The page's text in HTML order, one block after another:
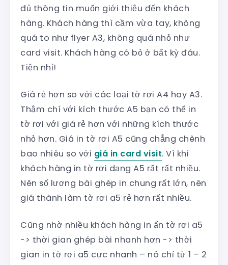
đủ thông tin muốn giới thiệu đến khách
hàng. Khách hàng thì cầm vừa tay, không
quá to như flyer A3, không quá nhỏ như
card visit. Khách hàng có bỏ ở bất kỳ đâu.
Tiện nhỉ!
Giá rẻ hơn so với các loại tờ rơi A4 hay A3.
Thậm chí với kích thước A5 bạn có thể in
tờ rơi với giá rẻ hơn với những kích thước
nhỏ hơn. Giá in tờ rơi A5 cũng chẳng chênh
bao nhiêu so với giá in card visit. Vì khi
khách hàng in tờ rơi dạng A5 rất rất nhiều.
Nên số lương bài ghép in chung rất lớn, nên
giá thành làm tờ rơi a5 rẻ hơn rất nhiều.
Cũng nhờ nhiều khách hàng in ấn tờ rơi a5
-> thời gian ghép bài nhanh hơn -> thời
gian in tờ rơi a5 cực nhanh – nó chỉ từ 1 – 2